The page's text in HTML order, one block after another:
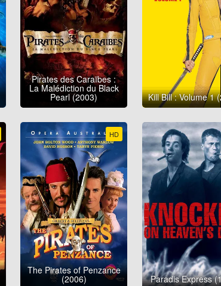
Pirates des Caraïbes :
La Malédiction du Black
Pearl (2003) Kill Bill : Volume 1
HD
The Pirates of Penzance
(2006) Paradis Express